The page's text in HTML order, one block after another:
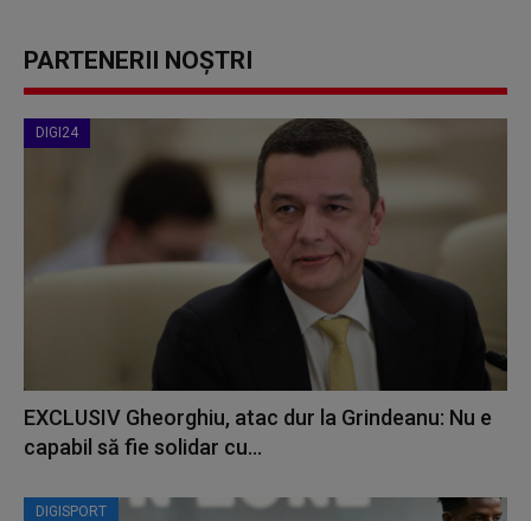
PARTENERII NOȘTRI
DIGI24
EXCLUSIV Gheorghiu, atac dur la Grindeanu: Nu e
capabil să fie solidar cu...
DIGISPORT